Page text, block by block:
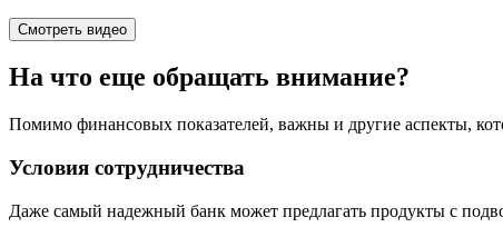
Смотреть видео
На что еще обращать внимание?
Помимо финансовых показателей, важны и другие аспекты,
Условия сотрудничества
Даже самый надежный банк может предлагать продукты с